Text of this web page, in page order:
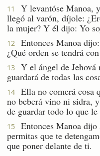
11
Y levantóse Manoa,
llegó al varón, díjole:
la mujer? Y él dijo: Yo
12
Entonces Manoa
¿Qué orden se tendrá
13
Y el ángel de
guardará de todas las
14
Ella no comerá cosa
no beberá vino ni sidra,
de guardar todo lo que le
15
Entonces Manoa dijo
permitas que te
que poner delante de ti.